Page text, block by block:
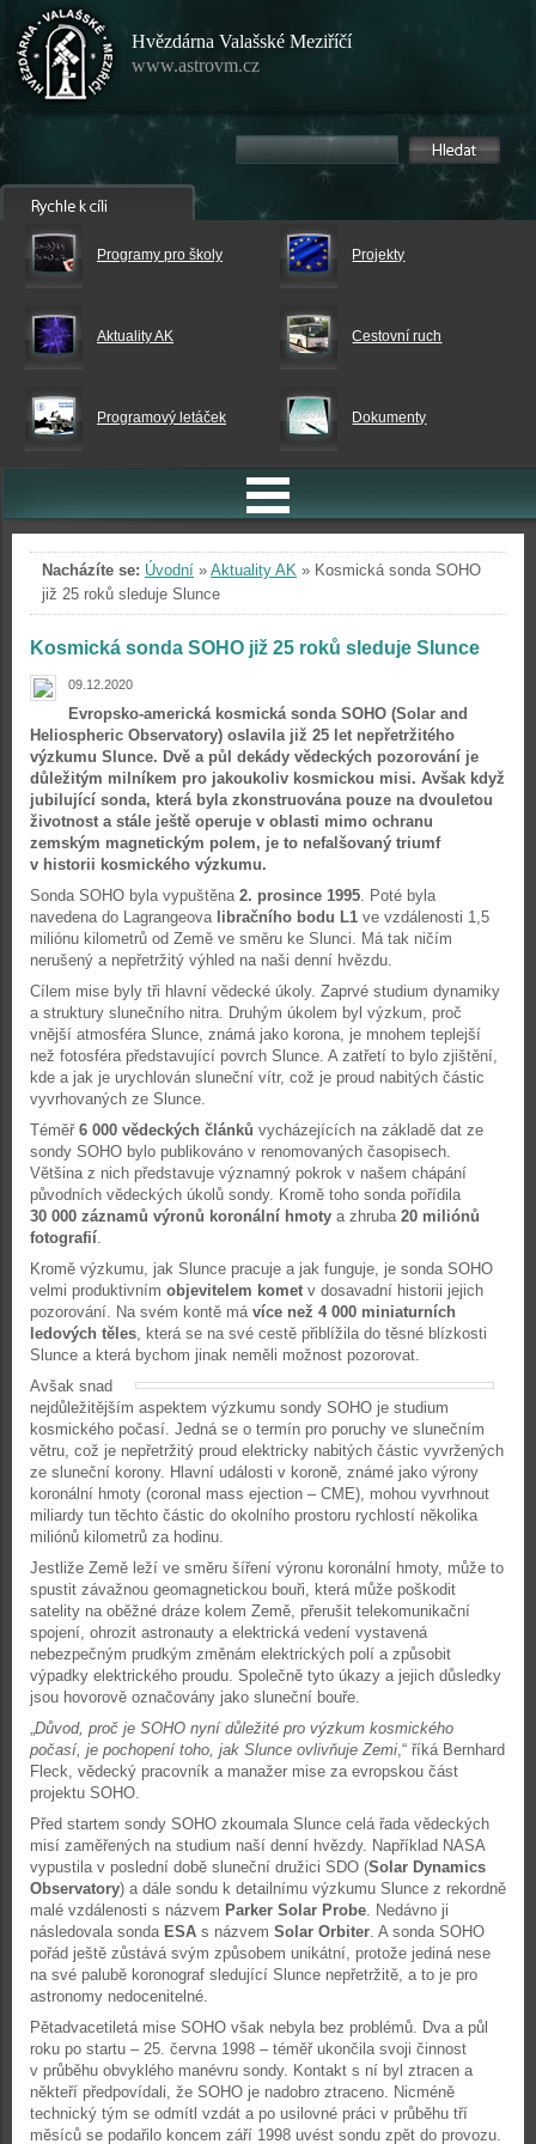
Hvězdárna Valašské Meziříčí
www.astrovm.cz
Programy pro školy Projekty
Aktuality AK Cestovní ruch
Programový letáček Dokumenty
Nacházíte se: Úvodní » Aktuality AK » Kosmická sonda SOHO
již 25 roků sleduje Slunce
Kosmická sonda SOHO již 25 roků sleduje Slunce
09.12.2020
Evropsko-americká kosmická sonda SOHO (Solar and
Heliospheric Observatory) oslavila již 25 let nepřetržitého
výzkumu Slunce. Dvě a půl dekády vědeckých pozorování je
důležitým milníkem pro jakoukoliv kosmickou misi. Avšak když
jubilující sonda, která byla zkonstruována pouze na dvouletou
životnost a stále ještě operuje v oblasti mimo ochranu
zemským magnetickým polem, je to nefalšovaný triumf
v historii kosmického výzkumu.
Sonda SOHO byla vypuštěna 2. prosince 1995. Poté byla
navedena do Lagrangeova libračního bodu L1 ve vzdálenosti 1,5
miliónu kilometrů od Země ve směru ke Slunci. Má tak ničím
nerušený a nepřetržitý výhled na naši denní hvězdu.
Cílem mise byly tři hlavní vědecké úkoly. Zaprvé studium dynamiky
a struktury slunečního nitra. Druhým úkolem byl výzkum, proč
vnější atmosféra Slunce, známá jako korona, je mnohem teplejší
než fotosféra představující povrch Slunce. A zatřetí to bylo zjištění,
kde a jak je urychlován sluneční vítr, což je proud nabitých částic
vyvrhovaných ze Slunce.
Téměř 6 000 vědeckých článků vycházejících na základě dat ze
sondy SOHO bylo publikováno v renomovaných časopisech.
Většina z nich představuje významný pokrok v našem chápání
původních vědeckých úkolů sondy. Kromě toho sonda pořídila
30 000 záznamů výronů koronální hmoty a zhruba 20 miliónů
fotografií.
Kromě výzkumu, jak Slunce pracuje a jak funguje, je sonda SOHO
velmi produktivním objevitelem komet v dosavadní historii jejich
pozorování. Na svém kontě má více než 4 000 miniaturních
ledových těles, která se na své cestě přiblížila do těsné blízkosti
Slunce a která bychom jinak neměli možnost pozorovat.
Avšak snad
nejdůležitějším aspektem výzkumu sondy SOHO je studium
kosmického počasí. Jedná se o termín pro poruchy ve slunečním
větru, což je nepřetržitý proud elektricky nabitých částic vyvržených
ze sluneční korony. Hlavní události v koroně, známé jako výrony
koronální hmoty (coronal mass ejection – CME), mohou vyvrhnout
miliardy tun těchto částic do okolního prostoru rychlostí několika
miliónů kilometrů za hodinu.
Jestliže Země leží ve směru šíření výronu koronální hmoty, může to
spustit závažnou geomagnetickou bouři, která může poškodit
satelity na oběžné dráze kolem Země, přerušit telekomunikační
spojení, ohrozit astronauty a elektrická vedení vystavená
nebezpečným prudkým změnám elektrických polí a způsobit
výpadky elektrického proudu. Společně tyto úkazy a jejich důsledky
jsou hovorově označovány jako sluneční bouře.
„Důvod, proč je SOHO nyní důležité pro výzkum kosmického
počasí, je pochopení toho, jak Slunce ovlivňuje Zemi,“ říká Bernhard
Fleck, vědecký pracovník a manažer mise za evropskou část
projektu SOHO.
Před startem sondy SOHO zkoumala Slunce celá řada vědeckých
misí zaměřených na studium naší denní hvězdy. Například NASA
vypustila v poslední době sluneční družici SDO (Solar Dynamics
Observatory) a dále sondu k detailnímu výzkumu Slunce z rekordně
malé vzdálenosti s názvem Parker Solar Probe. Nedávno ji
následovala sonda ESA s názvem Solar Orbiter. A sonda SOHO
pořád ještě zůstává svým způsobem unikátní, protože jediná nese
na své palubě koronograf sledující Slunce nepřetržitě, a to je pro
astronomy nedocenitelné.
Pětadvacetiletá mise SOHO však nebyla bez problémů. Dva a půl
roku po startu – 25. června 1998 – téměř ukončila svoji činnost
v průběhu obvyklého manévru sondy. Kontakt s ní byl ztracen a
někteří předpovídali, že SOHO je nadobro ztraceno. Nicméně
technický tým se odmítl vzdát a po usilovné práci v průběhu tří
měsíců se podařilo koncem září 1998 uvést sondu zpět do provozu.